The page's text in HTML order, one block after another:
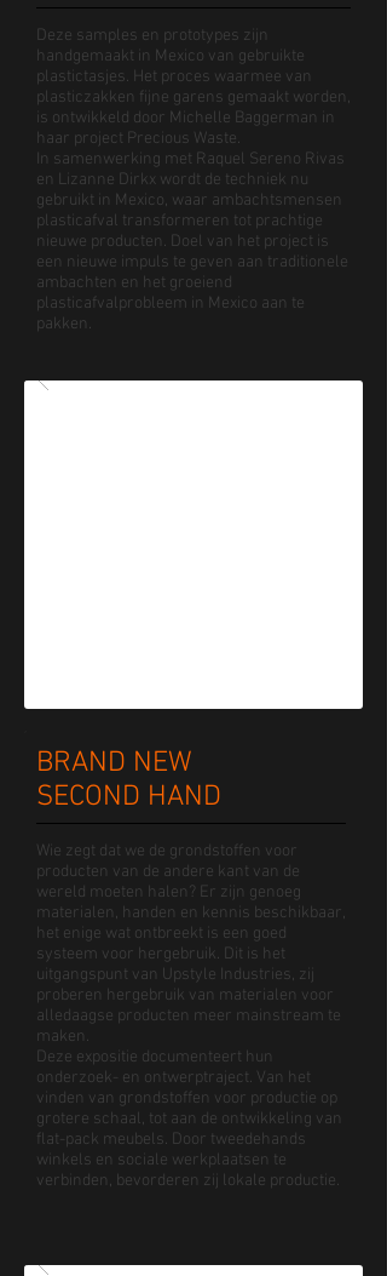
Deze samples en prototypes zijn
handgemaakt in Mexico van gebruikte
plastictasjes. Het proces waarmee van
plasticzakken fijne garens gemaakt worden,
is ontwikkeld door Michelle Baggerman in
haar project Precious Waste.
In samenwerking met Raquel Sereno Rivas
en Lizanne Dirkx wordt de techniek nu
gebruikt in Mexico, waar ambachtsmensen
plasticafval transformeren tot prachtige
nieuwe producten. Doel van het project is
een nieuwe impuls te geven aan traditionele
ambachten en het groeiend
plasticafvalprobleem in Mexico aan te
pakken.
BRAND NEW
SECOND HAND
Wie zegt dat we de grondstoffen voor
producten van de andere kant van de
wereld moeten halen? Er zijn genoeg
materialen, handen en kennis beschikbaar,
het enige wat ontbreekt is een goed
systeem voor hergebruik. Dit is het
uitgangspunt van Upstyle Industries, zij
proberen hergebruik van materialen voor
alledaagse producten meer mainstream te
maken.
Deze expositie documenteert hun
onderzoek- en ontwerptraject. Van het
vinden van grondstoffen voor productie op
grotere schaal, tot aan de ontwikkeling van
flat-pack meubels. Door tweedehands
winkels en sociale werkplaatsen te
verbinden, bevorderen zij lokale productie.